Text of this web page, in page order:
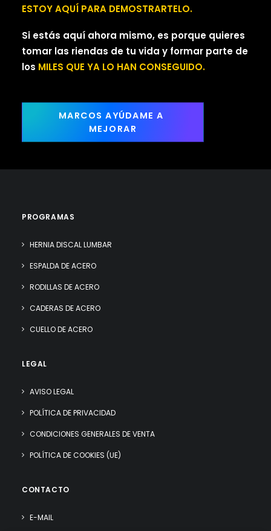
ESTOY AQUÍ PARA DEMOSTRARTELO.
Si estás aquí ahora mismo, es porque quieres
tomar las riendas de tu vida y formar parte de
los MILES QUE YA LO HAN CONSEGUIDO.
MARCOS AYÚDAME A
MEJORAR
PROGRAMAS
HERNIA DISCAL LUMBAR
ESPALDA DE ACERO
RODILLAS DE ACERO
CADERAS DE ACERO
CUELLO DE ACERO
LEGAL
AVISO LEGAL
POLÍTICA DE PRIVACIDAD
CONDICIONES GENERALES DE VENTA
POLÍTICA DE COOKIES (UE)
CONTACTO
E-MAIL